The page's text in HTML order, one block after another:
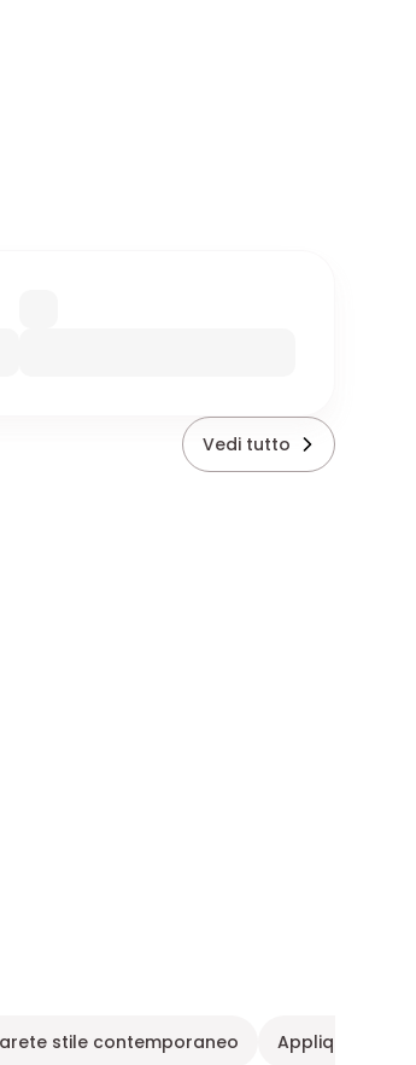
Vedi tutto
stile contemporaneo Applique da